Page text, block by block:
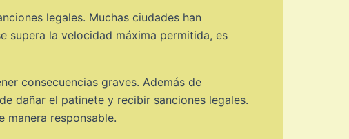
legales. Muchas ciudades han
supera la velocidad máxima permitida, es
consecuencias graves. Además de
dañar el patinete y recibir sanciones legales.
responsable.